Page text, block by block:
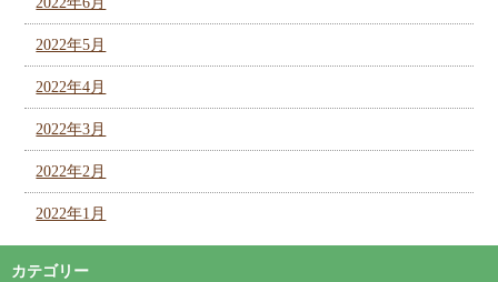
2022年5月
2022年4月
2022年3月
2022年2月
2022年1月
カテゴリー